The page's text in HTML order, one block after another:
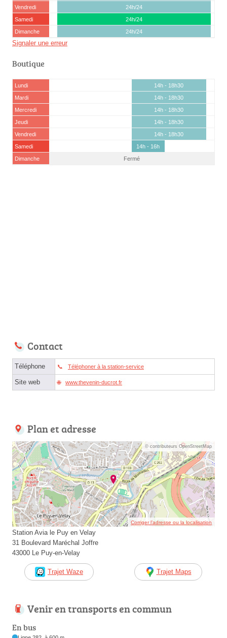
Vendredi
24h/24
Samedi
24h/24
Dimanche
24h/24
Signaler une erreur
Boutique
Lundi
14h - 18h30
Mardi
14h - 18h30
Mercredi
14h - 18h30
Jeudi
14h - 18h30
Vendredi
14h - 18h30
Samedi
14h - 16h
Dimanche
Fermé
Contact
Téléphone Téléphoner à la station-service
Site web www.thevenin-ducrot.fr
Plan et adresse
© contributeurs OpenStreetMap
Corriger l’adresse ou la localisation
Station Avia le Puy en Velay
31 Boulevard Maréchal Joffre
43000 Le Puy-en-Velay
Trajet Waze Trajet Maps
Venir en transports en commun
En bus